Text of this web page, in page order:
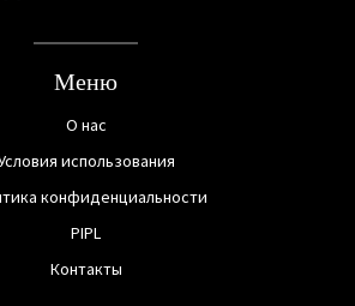
Меню
О нас
использования
конфиденциальности
PIPL
Контакты